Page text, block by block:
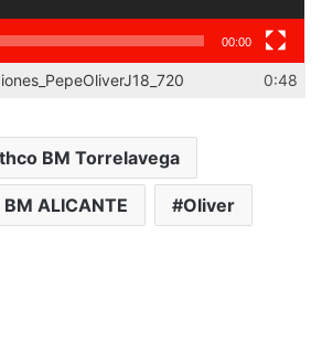
00:00
0:48
BM Torrelavega
BM ALICANTE Oliver